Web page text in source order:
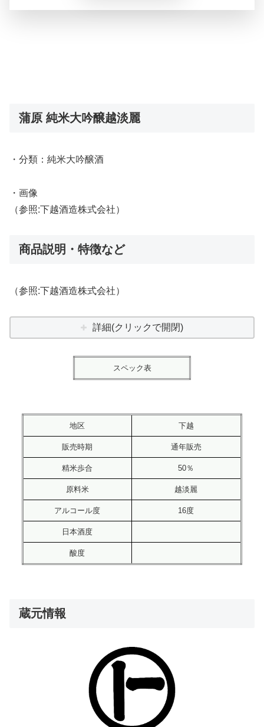
蒲原 純米大吟醸越淡麗
・分類：純米大吟醸酒
・画像
（参照:下越酒造株式会社）
商品説明・特徴など
（参照:下越酒造株式会社）
詳細(クリックで開閉)
スペック表
地区 下越
販売時期 通年販売
精米歩合 50％
原料米 越淡麗
アルコール度 16度
日本酒度
酸度
蔵元情報